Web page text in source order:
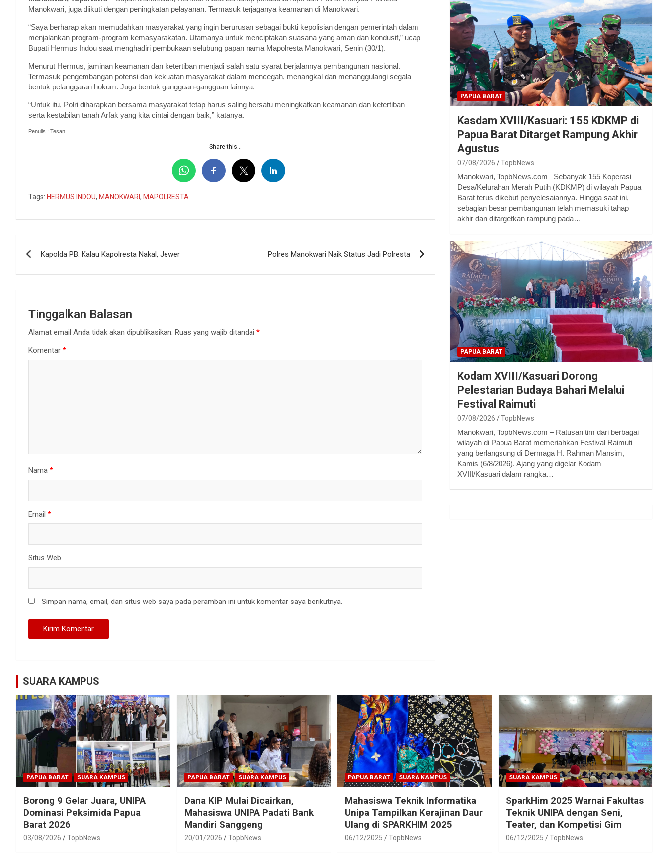
Manokwari, juga diikuti dengan peningkatan pelayanan. Termasuk terjaganya keamanan di Manokwari.
“Saya berharap akan memudahkan masyarakat yang ingin berurusan sebagai bukti kepolisian dengan pemerintah dalam
menjalankan program-program kemasyarakatan. Utamanya untuk menciptakan suasana yang aman dan kondusif,” ucap
Bupati Hermus Indou saat menghadiri pembukaan selubung papan nama Mapolresta Manokwari, Senin (30/1).
Menurut Hermus, jaminan keamanan dan ketertiban menjadi salah satu syarat berjalannya pembangunan nasional.
Termasuk pengembangan potensi dan kekuatan masyarakat dalam mencegah, menangkal dan menanggulangi segala
bentuk pelanggaran hokum. Juga bentuk gangguan-gangguan lainnya.
“Untuk itu, Polri diharapkan bersama masyarakat tetap harus saling bersatu meningkatkan keamanan dan ketertiban
serta kestabilan tanah Arfak yang kita cintai dengan baik,” katanya.
Penulis : Tesan
Share this...
Tags: HERMUS INDOU, MANOKWARI, MAPOLRESTA
pos
Kapolda PB: Kalau Kapolresta Nakal, Jewer Polres Manokwari Naik Status Jadi Polresta
Tinggalkan Balasan
Alamat email Anda tidak akan dipublikasikan. Ruas yang wajib ditandai *
Komentar *
Nama *
Email *
Situs Web
Simpan nama, email, dan situs web saya pada peramban ini untuk komentar saya berikutnya.
PAPUA BARAT
Kasdam XVIII/Kasuari: 155 KDKMP di
Papua Barat Ditarget Rampung Akhir
Agustus
07/08/2026 TopbNews
Manokwari, TopbNews.com– Sebanyak 155 Koperasi
Desa/Kelurahan Merah Putih (KDKMP) di wilayah Papua
Barat terus dikebut penyelesaiannya. Hingga saat ini,
sebagian besar pembangunan telah memasuki tahap
akhir dan ditargetkan rampung pada…
PAPUA BARAT
Kodam XVIII/Kasuari Dorong
Pelestarian Budaya Bahari Melalui
Festival Raimuti
07/08/2026 TopbNews
Manokwari, TopbNews.com – Ratusan tim dari berbagai
wilayah di Papua Barat memeriahkan Festival Raimuti
yang berlangsung di Dermaga H. Rahman Mansim,
Kamis (6/8/2026). Ajang yang digelar Kodam
XVIII/Kasuari dalam rangka…
SUARA KAMPUS
PAPUA BARAT SUARA KAMPUS
Borong 9 Gelar Juara, UNIPA
Dominasi Peksimida Papua
Barat 2026
03/08/2026 TopbNews
PAPUA BARAT SUARA KAMPUS
Dana KIP Mulai Dicairkan,
Mahasiswa UNIPA Padati Bank
Mandiri Sanggeng
20/01/2026 TopbNews
PAPUA BARAT SUARA KAMPUS
Mahasiswa Teknik Informatika
Unipa Tampilkan Kerajinan Daur
Ulang di SPARKHIM 2025
06/12/2025 TopbNews
SUARA KAMPUS
SparkHim 2025 Warnai Fakultas
Teknik UNIPA dengan Seni,
Teater, dan Kompetisi Gim
06/12/2025 TopbNews